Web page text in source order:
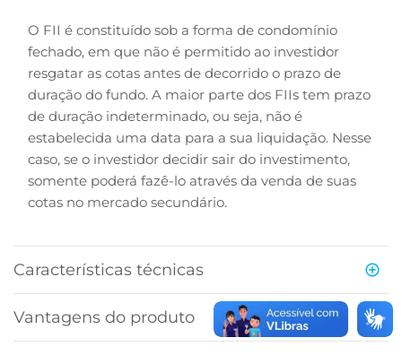
O FII é constituído sob a forma de condomínio
fechado, em que não é permitido ao investidor
resgatar as cotas antes de decorrido o prazo de
duração do fundo. A maior parte dos FIIs tem prazo
de duração indeterminado, ou seja, não é
estabelecida uma data para a sua liquidação. Nesse
caso, se o investidor decidir sair do investimento,
somente poderá fazê-lo através da venda de suas
cotas no mercado secundário.
Características técnicas
Vantagens do produto